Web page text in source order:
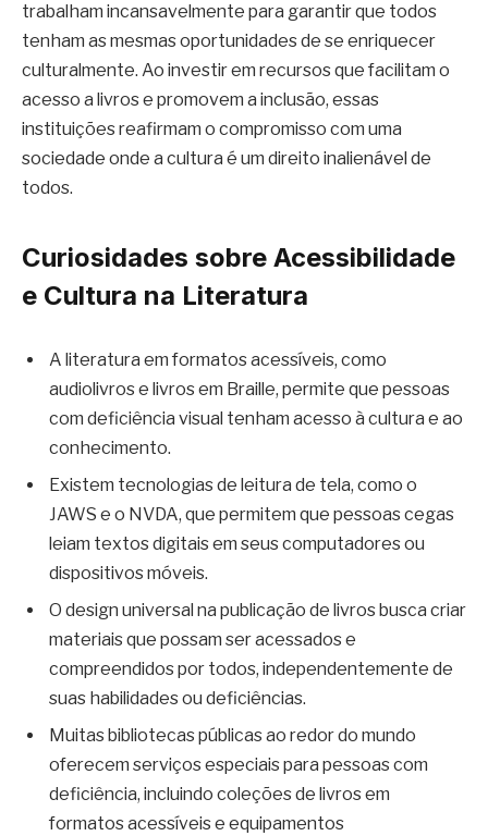
trabalham incansavelmente para garantir que todos
tenham as mesmas oportunidades de se enriquecer
culturalmente. Ao investir em recursos que facilitam o
acesso a livros e promovem a inclusão, essas
instituições reafirmam o compromisso com uma
sociedade onde a cultura é um direito inalienável de
todos.
Curiosidades sobre Acessibilidade
e Cultura na Literatura
A literatura em formatos acessíveis, como
audiolivros e livros em Braille, permite que pessoas
com deficiência visual tenham acesso à cultura e ao
conhecimento.
Existem tecnologias de leitura de tela, como o
JAWS e o NVDA, que permitem que pessoas cegas
leiam textos digitais em seus computadores ou
dispositivos móveis.
O design universal na publicação de livros busca criar
materiais que possam ser acessados e
compreendidos por todos, independentemente de
suas habilidades ou deficiências.
Muitas bibliotecas públicas ao redor do mundo
oferecem serviços especiais para pessoas com
deficiência, incluindo coleções de livros em
formatos acessíveis e equipamentos